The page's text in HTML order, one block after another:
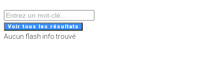
Search
...Voir tous les résultats
Aucun flash info trouvé